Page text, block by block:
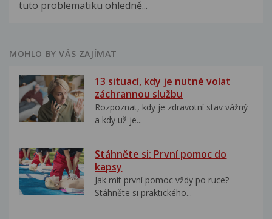
tuto problematiku ohledně...
MOHLO BY VÁS ZAJÍMAT
13 situací, kdy je nutné volat
záchrannou službu
Rozpoznat, kdy je zdravotní stav vážný
a kdy už je...
Stáhněte si: První pomoc do
kapsy
Jak mít první pomoc vždy po ruce?
Stáhněte si praktického...